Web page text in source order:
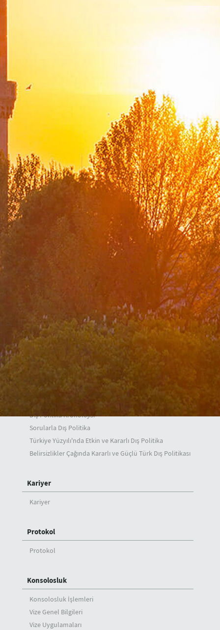
Mali Tablolar
Bakan
Konuşmalar
Makaleler
Mesajlar
Mülakatlar
Bakan Yardımcıları
A. Berris Ekinci
Mehmet Kemal Bozay
Musa Kulaklıkaya
Z. Levent Gümrükçü
Dış Politika
Genel Görünüm
Temel Dış Politika Konuları
Bölgeler
Uluslararası Kuruluşlar ve İlişkilerimiz
Yurtdışı Tanıtım ve Kültür İşleri
Dış Politika Kronolojisi
Sorularla Dış Politika
Türkiye Yüzyılı'nda Etkin ve Kararlı Dış Politika
Belirsizlikler Çağında Kararlı ve Güçlü Türk Dış Politikası
Kariyer
Kariyer
Protokol
Protokol
Konsolosluk
Konsolosluk İşlemleri
Vize Genel Bilgileri
Vize Uygulamaları